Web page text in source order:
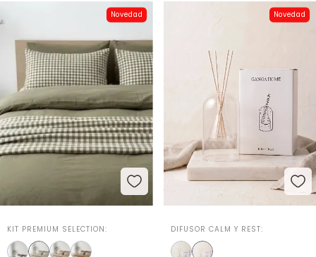
Novedad
KIT PREMIUM SELECTION:
Novedad
DIFUSOR CALM Y REST: